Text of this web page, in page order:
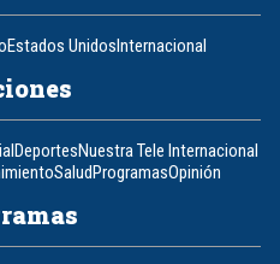
Estados UnidosInternacional
DeportesNuestra Tele Internacional
SaludProgramasOpinión